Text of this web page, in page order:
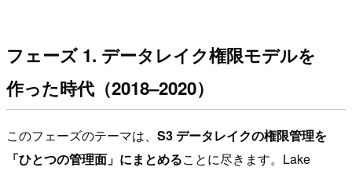
フェーズ 1. データレイク権限モデルを
作った時代（2018–2020）
このフェーズのテーマは、 S3 データレイクの権限管理を
「ひとつの管理面」にまとめることに尽きます。Lake